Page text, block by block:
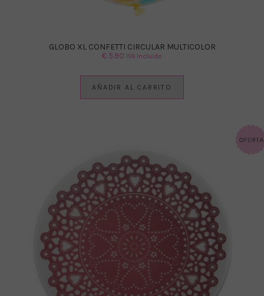
GLOBO XL CONFETTI CIRCULAR MULTICOLOR
€ 5.90 IVA Incluido
AÑADIR AL CARRITO